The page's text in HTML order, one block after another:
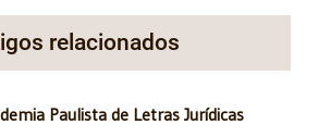
relacionados
Paulista de Letras Jurídicas